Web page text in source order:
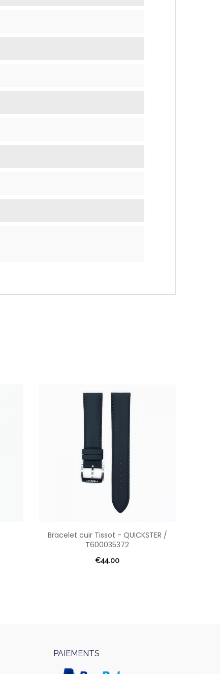
Bracelet cuir Tissot - QUICKSTER /
T600035372
€44.00
PAIEMENTS